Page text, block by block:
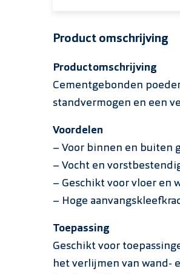
Product omschrijving
Productomschrijving
Cementgebonden
standvermogen en een
Voordelen
– Voor binnen en buiten
– Vocht en
– Geschikt voor vloer en
– Hoge
Toepassing
Geschikt voor
het verlijmen van wand-